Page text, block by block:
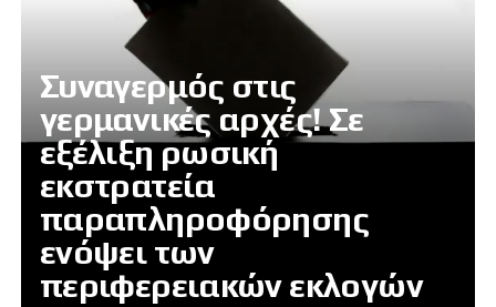
Συναγερμός στις
γερμανικές αρχές! Σε
εξέλιξη ρωσική
εκστρατεία
παραπληροφόρησης
ενόψει των
περιφερειακών εκλογών